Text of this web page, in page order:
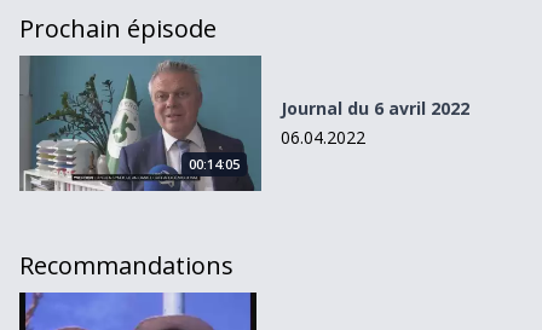
Prochain épisode
Journal du 6 avril 2022
00:14:05
Journal du 6 avril 2022
06.04.2022
Recommandations
Des projets pour cet été ?